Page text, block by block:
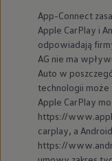
Dane techniczne
Strona Główna Modele
App-Connect
Apple CarPlay i
odpowiadają
AG nie ma
Auto w
technologii może
Apple CarPlay
https://
carplay, a
https://